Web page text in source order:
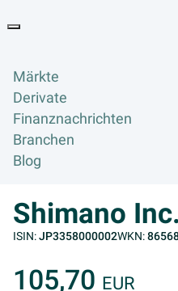
Märkte
Derivate
Finanznachrichten
Branchen
Blog
Shimano Inc.
ISIN:JP3358000002WKN:
105,70 EUR